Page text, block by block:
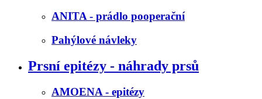
ANITA - prádlo pooperační
Pahýlové návleky
Prsní epitézy - náhrady prsů
AMOENA - epitézy